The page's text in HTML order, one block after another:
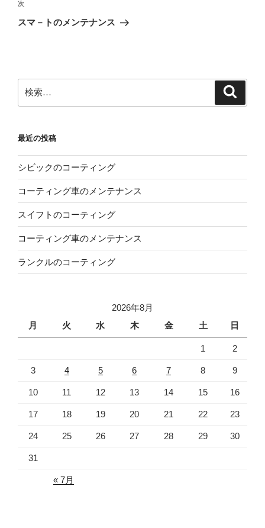
ゲ
ン
稿
次
の
次
スマ－トのメンテナンス
索:
最近の投稿
シビックのコーティング
コーティング車のメンテナンス
スイフトのコーティング
コーティング車のメンテナンス
ランクルのコーティング
2026年8月
月
火 水 木 金 土 日
1 2
3 4 5 6 7 8 9
10 11 12 13 14 15 16
17 18 19 20 21 22 23
24 25 26 27 28 29 30
31
« 7月